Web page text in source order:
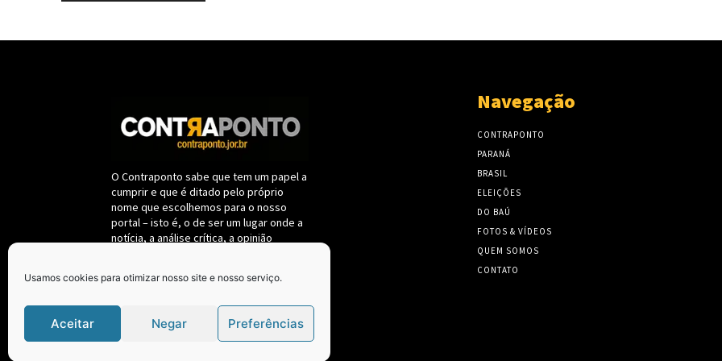
Usamos cookies para otimizar nosso site e nosso serviço.
Aceitar Negar Preferências
O Contraponto sabe que tem um papel a
cumprir e que é ditado pelo próprio
nome que escolhemos para o nosso
portal – isto é, o de ser um lugar onde a
notícia, a análise crítica, a opinião
submeter a um só critério: a de
oposição ou situação.
Navegação
CONTRAPONTO
PARANÁ
BRASIL
ELEIÇÕES
DO BAÚ
FOTOS & VÍDEOS
QUEM SOMOS
CONTATO